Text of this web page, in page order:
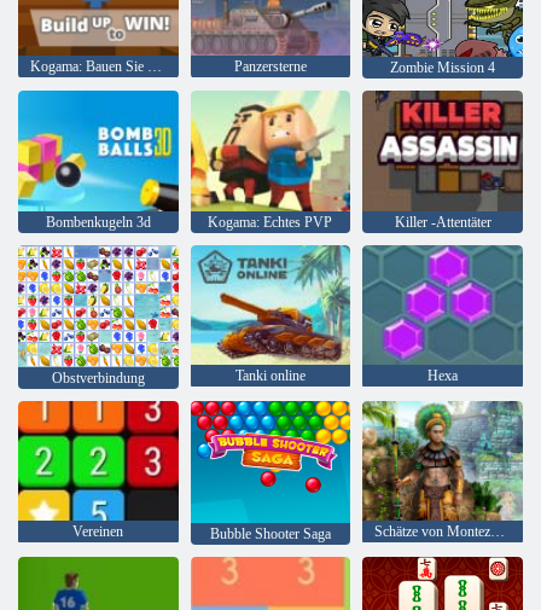
Kogama: Bauen Sie auf, um zu gewinnen Panzersterne Zombie Mission 4
Bombenkugeln 3d Kogama: Echtes PVP Killer -Attentäter
Obstverbindung Tanki online Hexa
Vereinen Bubble Shooter Saga Schätze von Montezuma 2